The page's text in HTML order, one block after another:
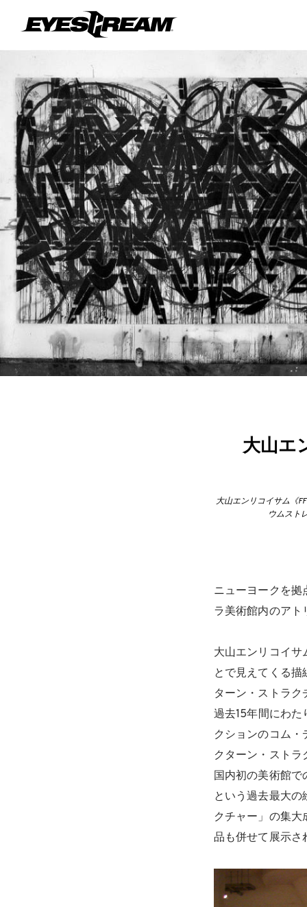
大山エ
大山エンリコイサム《
ウムスト
ニューヨークを拠
ラ美術館内のアト
大山エンリコイサ
とで見えてくる
ターン・ストラ
過去15年間にわた
クションのコム
クターン・スト
国内初の美術館
という過去最大
クチャー」の集
品も併せて展示さ